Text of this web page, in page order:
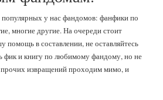
у нас фандомов: фанфики по
многие другие. На очереди стоит
помощь в составлении, не оставляйтесь
фик и книгу по любимому фандому, но не
извращений проходим мимо, и